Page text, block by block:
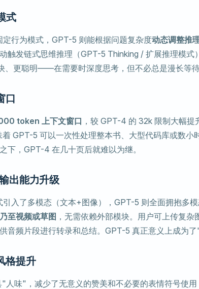
式
行为模式，GPT-5 则能根据问题复杂度动态调整推
触发链式思维推理（GPT-5 Thinking / 扩展推理模式
、更聪明——在需要时深度思考，但不必总是漫长等待
口
token 上下文窗口 ，较 GPT-4 的 32k 限制大幅
着 GPT-5 可以一次性处理整本书、大型代码库或数小
下，GPT-4 在几十页后就难以为继。
出能力升级
入了多模态（文本+图像），GPT-5 则全面拥抱多
至视频或草图 ，无需依赖外部模块。用户可上传复杂
音频片段进行转录和总结。GPT-5 真正意义上成为了
格提升
人味"，减少了无意义的赞美和不必要的表情符号使用